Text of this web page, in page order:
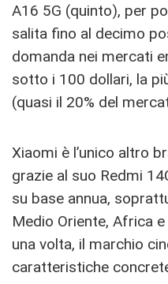
A16 5G (quinto), per
salita fino al decimo
domanda nei mercati
sotto i 100 dollari, la
(quasi il 20% del
Xiaomi è l’unico altro
grazie al suo Redmi
su base annua,
Medio Oriente, Africa
una volta, il marchio
caratteristiche